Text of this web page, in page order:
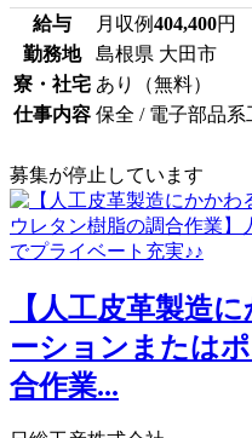
給与 月収例404,400円
勤務地
島根県 大田市
寮・社宅 あり（無料）
仕事内容 保全 / 電子部品系
募集が停止しています
【人工皮革製造
ーションまたは
合作業...